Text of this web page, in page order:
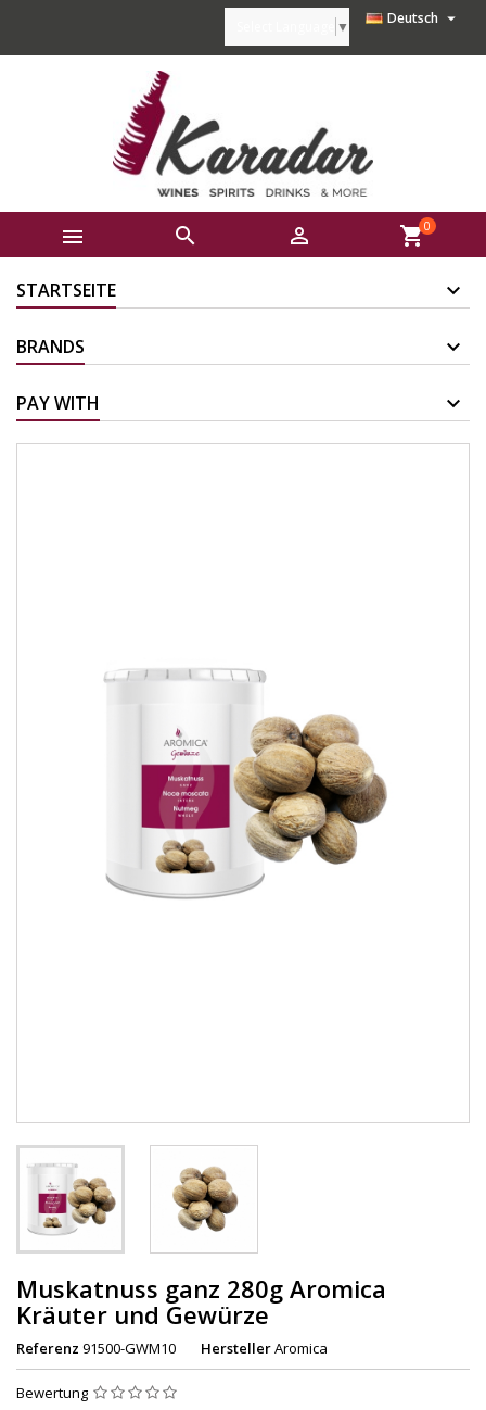
Deutsch 
▼
   shopping_cart0
STARTSEITE
BRANDS
PAY WITH
Muskatnuss ganz 280g Aromica
Kräuter und Gewürze
Referenz 91500-GWM10 HerstellerAromica
Bewertung